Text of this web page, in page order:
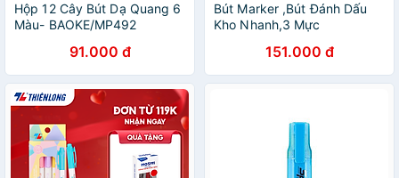
Hộp 12 Cây Bút Dạ Quang 6
Màu- BAOKE/MP492
91.000 đ
Bút Marker ,Bút Đánh Dấu
Kho Nhanh,3 Mực
cho vận chuyển -
BAOKE/MP2908
151.000 đ